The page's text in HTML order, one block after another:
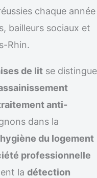
chaque année
bailleurs sociaux et
Rhin.
de lit se distingue
anti-
dans la
hygiène du logement
professionnelle
la détection